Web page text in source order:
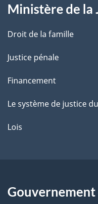
e
Ministère de la
Droit de la famille
Justice pénale
Financement
Le système de justice
Lois
Gouvernement